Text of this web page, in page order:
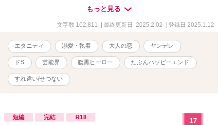
ます。 ・同意のないR描写があります。苦手な方はご自衛ください
ませ。（両片思いに伴うすれ違いのため） ※数年前に書いた作品を
大幅に見直し、改稿したものになります。 いくつかエピソードも追
だけるかなと。
もっと見る
文字数 102,811 | 最終更新日 2025.2.02 | 登録日 2025.1.12
エタニティ 溺愛・執着 大人の恋 ヤンデレ
ドS 芸能界 腹黒ヒーロー たぶんハッピーエンド
すれ違い/せつない
短編 完結 R18 17